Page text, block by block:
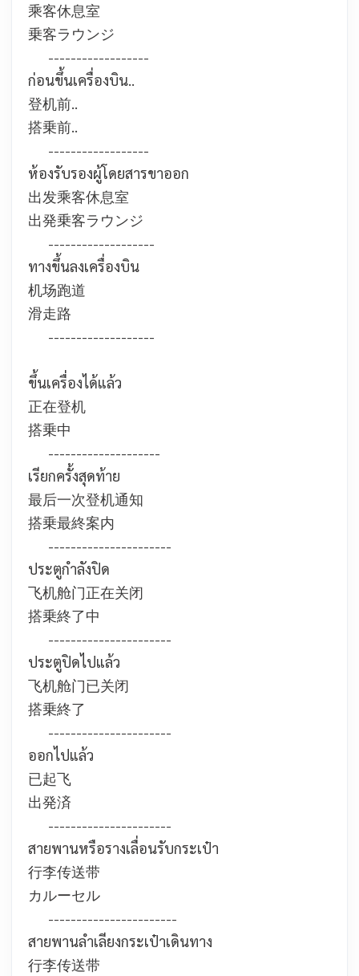
乘客休息室
乗客ラウンジ
------------------
ก่อนขึ้นเครื่องบิน..
登机前..
搭乗前..
------------------
ห้องรับรองผู้โดยสารขาออก
出发乘客休息室
出発乗客ラウンジ
-------------------
ทางขึ้นลงเครื่องบิน
机场跑道
滑走路
-------------------
ขึ้นเครื่องได้แล้ว
正在登机
搭乗中
--------------------
เรียกครั้งสุดท้าย
最后一次登机通知
搭乗最終案内
----------------------
ประตูกำลังปิด
飞机舱门正在关闭
搭乗終了中
----------------------
ประตูปิดไปแล้ว
飞机舱门已关闭
搭乗終了
----------------------
ออกไปแล้ว
已起飞
出発済
----------------------
สายพานหรือรางเลื่อนรับกระเป๋า
行李传送带
カルーセル
-----------------------
สายพานลำเลียงกระเป๋าเดินทาง
行李传送带